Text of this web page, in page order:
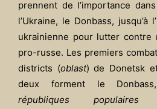
prennent de l’importance
l’Ukraine, le Donbass, jusqu’à
ukrainienne pour lutter contre
pro-russe. Les premiers
districts (oblast) de Donetsk
deux forment le Donbass,
républiques